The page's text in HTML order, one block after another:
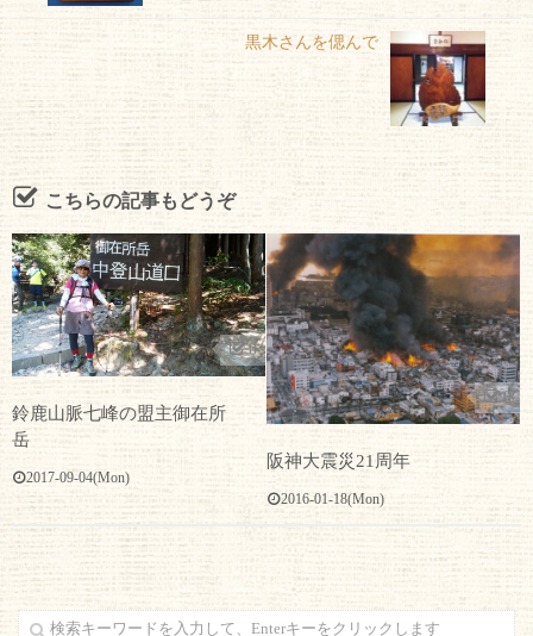
黒木さんを偲んで
こちらの記事もどうぞ
0
鈴鹿山脈七峰の盟主御在所
岳
2017-09-04(Mon)
0
阪神大震災21周年
2016-01-18(Mon)